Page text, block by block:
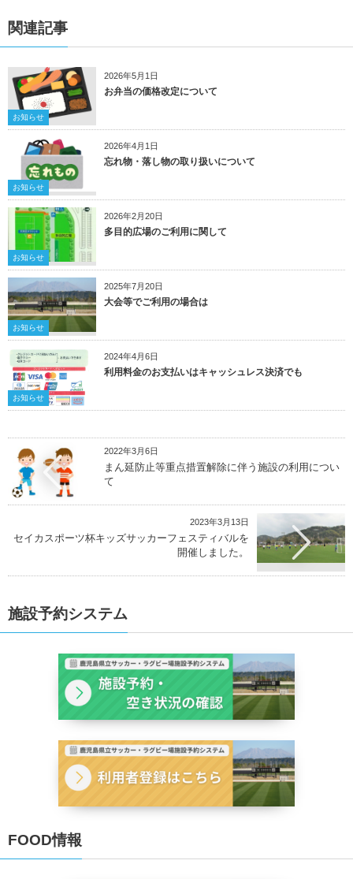
関連記事
2026年5月1日
お知らせ
お弁当の価格改定について
2026年4月1日
お知らせ
忘れ物・落し物の取り扱いについて
2026年2月20日
お知らせ
多目的広場のご利用に関して
2025年7月20日
お知らせ
大会等でご利用の場合は
2024年4月6日
お知らせ
利用料金のお支払いはキャッシュレス決済でも
2022年3月6日
まん延防止等重点措置解除に伴う施設の利用につい
て
2023年3月13日
セイカスポーツ杯キッズサッカーフェスティバルを
開催しました。
施設予約システム
FOOD情報